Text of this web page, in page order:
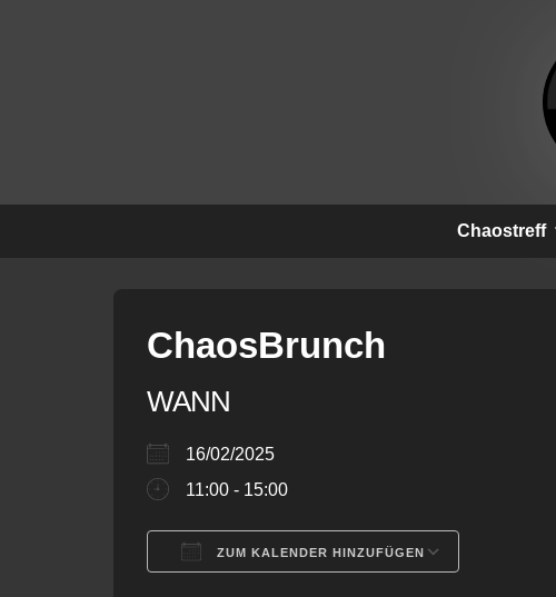
Hauptnavigation
Chaostreff
ChaosBrunch
WANN
16/02/2025
11:00 - 15:00
ZUM KALENDER HINZUFÜGEN